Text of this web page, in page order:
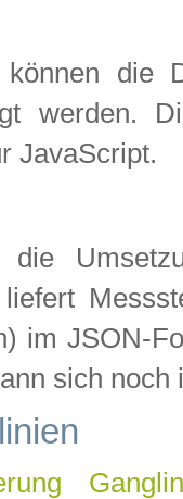
können die
werden.
JavaScript.
im JSON-
sich noch